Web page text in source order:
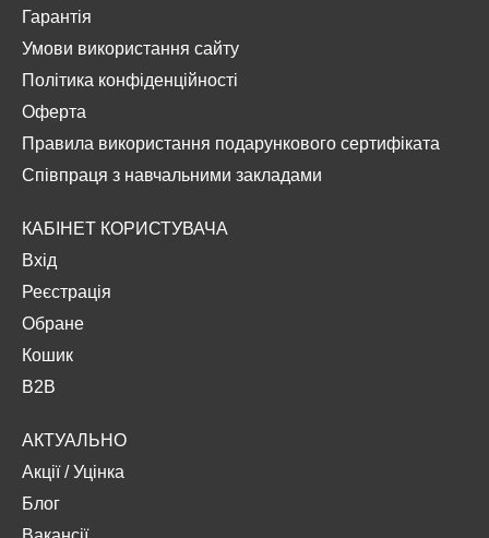
Гарантія
Умови використання сайту
Політика конфіденційності
Оферта
Правила використання подарункового сертифіката
Співпраця з навчальними закладами
КАБІНЕТ КОРИСТУВАЧА
Вхід
Реєстрація
Обране
Кошик
B2B
АКТУАЛЬНО
Акції/Уцінка
Блог